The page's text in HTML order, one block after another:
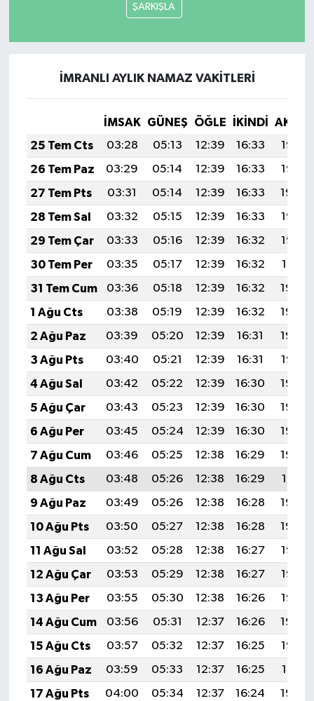
ŞARKIŞLA
İMRANLI AYLIK NAMAZ VAKITLERI
İMSAK GÜNEŞ ÖĞLE İKINDI
25 Tem Cts
03:28 05:13 12:39 16:33
19:56
26 Tem Paz
03:29 05:14 12:39 16:33
19:55
27 Tem Pts
03:31 05:14 12:39 16:33
19:54
28 Tem Sal
03:32 05:15 12:39 16:33
19:53
29 Tem Çar
03:33 05:16 12:39 16:32
19:52
30 Tem Per
03:35 05:17 12:39 16:32
19:51
31 Tem Cum
03:36 05:18 12:39 16:32
19:50
1 Ağu Cts
03:38 05:19 12:39 16:32
19:49
2 Ağu Paz
03:39 05:20 12:39 16:31
19:48
3 Ağu Pts
03:40 05:21 12:39 16:31
19:47
4 Ağu Sal
03:42 05:22 12:39 16:30
19:46
5 Ağu Çar
03:43 05:23 12:39 16:30
19:45
6 Ağu Per
03:45 05:24 12:39 16:30
19:43
7 Ağu Cum
03:46 05:25 12:38 16:29
19:42
8 Ağu Cts
03:48 05:26 12:38 16:29
19:41
9 Ağu Paz
03:49 05:26 12:38 16:28
19:40
10 Ağu Pts
03:50 05:27 12:38 16:28
19:39
11 Ağu Sal
03:52 05:28 12:38 16:27
19:37
12 Ağu Çar
03:53 05:29 12:38 16:27
19:36
13 Ağu Per
03:55 05:30 12:38 16:26
19:35
14 Ağu Cum
03:56 05:31 12:37 16:26
19:34
15 Ağu Cts
03:57 05:32 12:37 16:25
19:32
16 Ağu Paz
03:59 05:33 12:37 16:25
19:31
17 Ağu Pts
04:00 05:34 12:37 16:24
19:30